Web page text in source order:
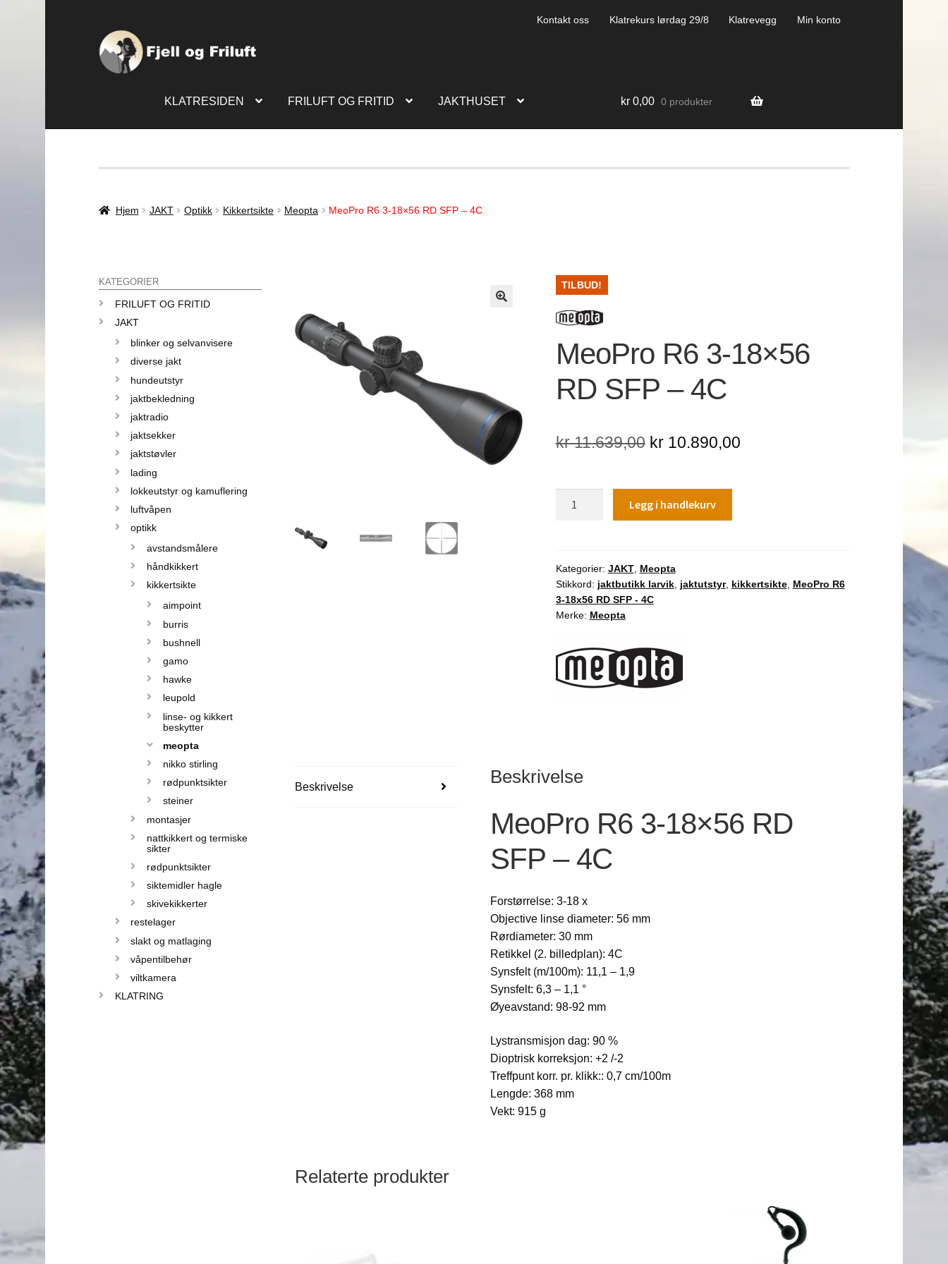
Kontakt oss Klatrekurs lørdag 29/8 Klatrevegg Min konto
KLATRESIDEN FRILUFT OG FRITID JAKTHUSET kr 0,00 0 produkter
Hjem JAKT Optikk Kikkertsikte Meopta MeoPro R6 3-18×56 RD SFP – 4C
TILBUD!
MeoPro R6 3-18×56
RD SFP – 4C
kr11.639,00 Opprinnelig
var:
kr 11.639,00.
kr10.890,00Nåværende
RD
SFP
-
4C
Legg i handlekurv
Kategorier: JAKT, Meopta
Stikkord: jaktbutikk larvik, jaktutstyr, kikkertsikte, MeoPro R6
3-18x56 RD SFP - 4C
Merke: Meopta
Beskrivelse
Beskrivelse
MeoPro R6 3-18×56 RD
SFP – 4C
Forstørrelse: 3-18 x
Objective linse diameter: 56 mm
Rørdiameter: 30 mm
Retikkel (2. billedplan): 4C
Synsfelt (m/100m): 11,1 – 1,9
Synsfelt: 6,3 – 1,1 °
Øyeavstand: 98-92 mm
Lystransmisjon dag: 90 %
Dioptrisk korreksjon: +2 /-2
Treffpunt korr. pr. klikk:: 0,7 cm/100m
Lengde: 368 mm
Vekt: 915 g
Relaterte produkter
KATEGORIER
FRILUFT OG FRITID
JAKT
blinker og selvanvisere
diverse jakt
hundeutstyr
jaktbekledning
jaktradio
jaktsekker
jaktstøvler
lading
lokkeutstyr og kamuflering
luftvåpen
optikk
avstandsmålere
håndkikkert
kikkertsikte
aimpoint
burris
bushnell
gamo
hawke
leupold
linse- og kikkert
beskytter
meopta
nikko stirling
rødpunktsikter
steiner
montasjer
nattkikkert og termiske
sikter
rødpunktsikter
siktemidler hagle
skivekikkerter
restelager
slakt og matlaging
våpentilbehør
viltkamera
KLATRING